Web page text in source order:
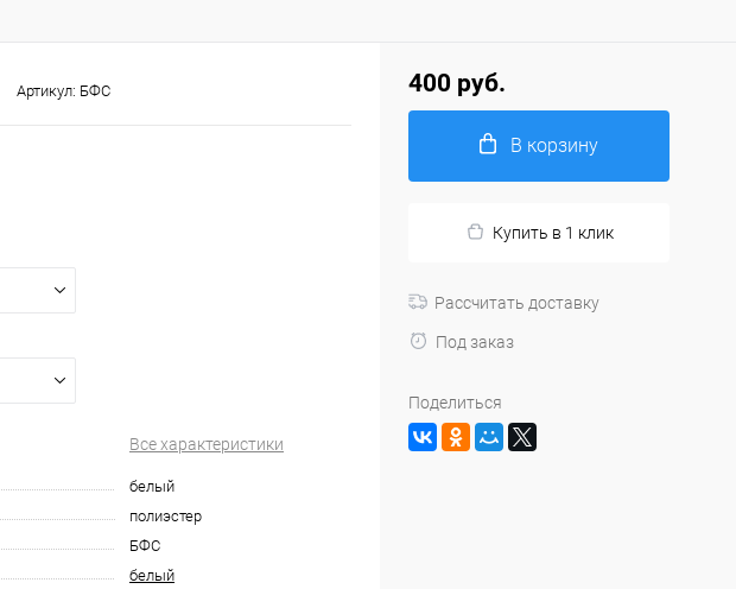
Артикул: БФС
Все характеристики
белый
полиэстер
БФС
белый
400 руб.
В корзину
Купить в 1 клик
Рассчитать доставку
Под заказ
Поделиться